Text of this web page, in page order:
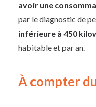
avoir une
par le diagnostic de
inférieure à 450
habitable et par an.
À compter